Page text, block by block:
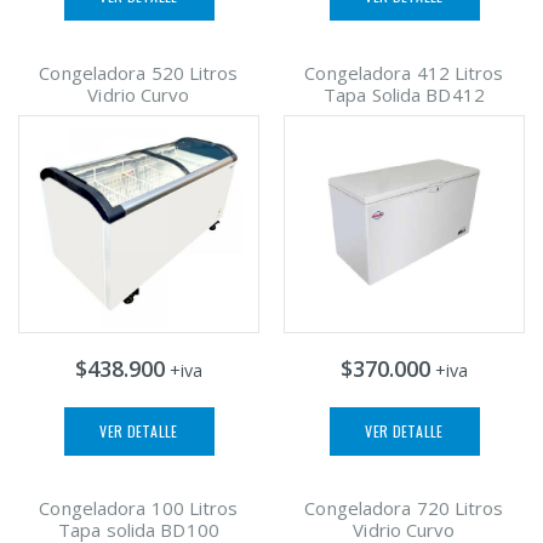
Congeladora 520 Litros
Vidrio Curvo
$438.900 +iva
VER DETALLE
Congeladora 412 Litros
Tapa Solida BD412
$370.000 +iva
VER DETALLE
Congeladora 100 Litros
Tapa solida BD100
Congeladora 720 Litros
Vidrio Curvo